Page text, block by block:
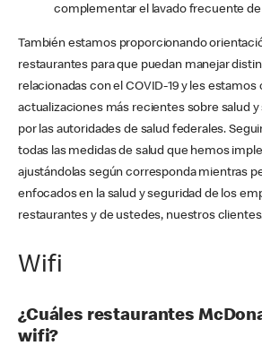
complementar el lavado frecuente
También estamos proporcionando
restaurantes para que puedan manejar
relacionadas con el COVID-19 y les
actualizaciones más recientes sobre salud
por las autoridades de salud federales.
todas las medidas de salud que hemos
ajustándolas según corresponda mientras
enfocados en la salud y seguridad de los
restaurantes y de ustedes, nuestros
Wifi
¿Cuáles restaurantes
wifi?